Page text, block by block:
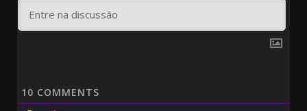
10 COMMENTS